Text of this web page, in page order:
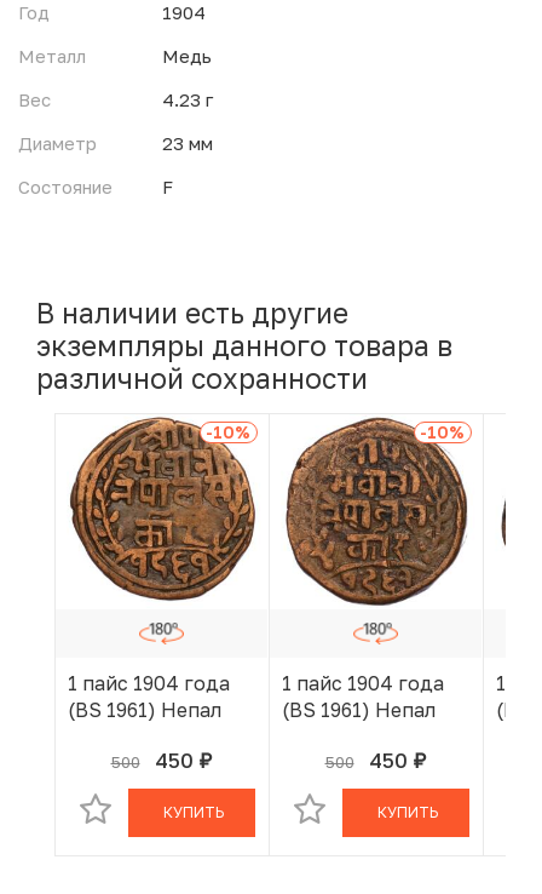
Год
1904
Металл
Медь
Вес
4.23 г
Диаметр
23 мм
Состояние
F
В наличии есть другие
экземпляры данного товара в
различной сохранности
-10%
1 пайс 1904 года
(BS 1961) Непал
500 450 руб.
В КОРЗИНЕ
КУПИТЬ
-10%
1 пайс 1904 года
(BS 1961) Непал
500 450 руб.
В КОРЗИНЕ
КУПИТЬ
1
(BS